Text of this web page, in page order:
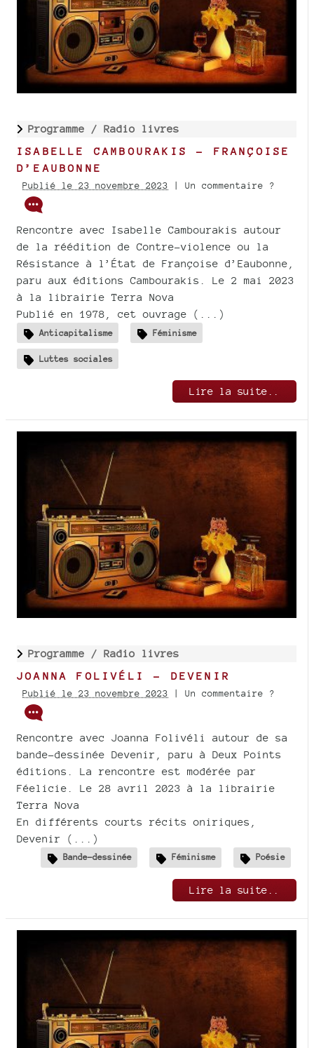
Programme / Radio livres
ISABELLE CAMBOURAKIS - FRANÇOISE
D’EAUBONNE
Publié le 23 novembre 2023 | Un commentaire ?
Rencontre avec Isabelle Cambourakis autour
de la réédition de Contre-violence ou la
Résistance à l’État de Françoise d’Eaubonne,
paru aux éditions Cambourakis. Le 2 mai 2023
à la librairie Terra Nova
Publié en 1978, cet ouvrage (...)
Anticapitalisme Féminisme
Luttes sociales
Lire la suite..
Programme / Radio livres
JOANNA FOLIVÉLI - DEVENIR
Publié le 23 novembre 2023 | Un commentaire ?
Rencontre avec Joanna Folivéli autour de sa
bande-dessinée Devenir, paru à Deux Points
éditions. La rencontre est modérée par
Féelicie. Le 28 avril 2023 à la librairie
Terra Nova
En différents courts récits oniriques,
Devenir (...)
Bande-dessinée Féminisme Poésie
Lire la suite..